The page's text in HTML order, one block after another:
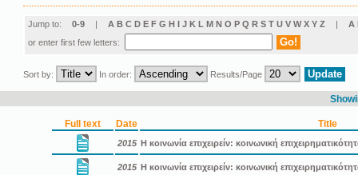
Jump to: 0-9 | A B C D E F G H I J K L M N O P Q R S T U V W X Y Z | Α
or enter first few letters:
Sort by: In order: Results/Page
Full text Date Title
2015 Η κοινωνία επιχειρείν: κοινωνική
2015 Η κοινωνία επιχειρείν: κοινωνική